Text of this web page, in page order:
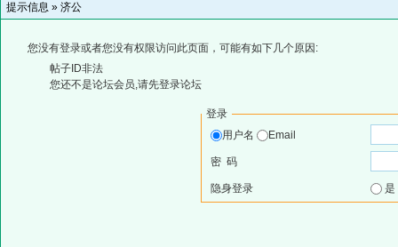
提示信息 » 济公
您没有登录或者您没有权限访问此页面，可能有如下几个原因:
帖子ID非法
您还不是论坛会员,请先登录论坛
登录
用户名
Email
密 码
隐身登录